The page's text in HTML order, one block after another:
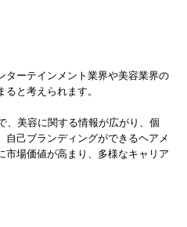
ターテインメント業界や美容業界の
と考えられます。
、美容に関する情報が広がり、個
自己ブランディングができるヘアメ
市場価値が高まり、多様なキャリア